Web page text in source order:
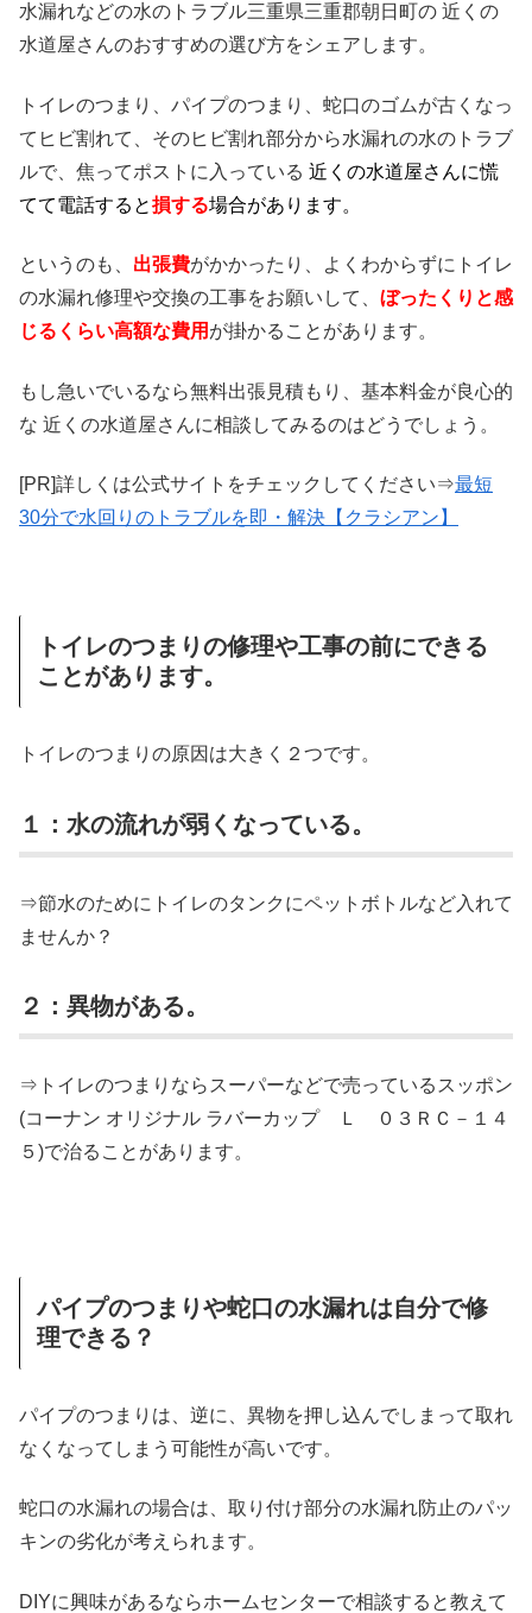
水漏れなどの水のトラブル三重県三重郡朝日町の 近くの
水道屋さんのおすすめの選び方をシェアします。
トイレのつまり、パイプのつまり、蛇口のゴムが古くなっ
てヒビ割れて、そのヒビ割れ部分から水漏れの水のトラブ
ルで、焦ってポストに入っている 近くの水道屋さんに慌
てて電話すると損する場合があります。
というのも、 出張費がかかったり、よくわからずにトイレ
の水漏れ修理や交換の工事をお願いして、 ぼったくりと感
じるくらい高額な費用 が掛かることがあります。
もし急いでいるなら無料出張見積もり、基本料金が良心的
な 近くの水道屋さんに相談してみるのはどうでしょう。
[PR]詳しくは公式サイトをチェックしてください⇒最短
30分で水回りのトラブルを即・解決【クラシアン】
トイレのつまりの修理や工事の前にできる
ことがあります。
トイレのつまりの原因は大きく２つです。
１：水の流れが弱くなっている。
⇒節水のためにトイレのタンクにペットボトルなど入れて
ませんか？
２：異物がある。
⇒トイレのつまりならスーパーなどで売っているスッポン
(コーナン オリジナル ラバーカップ Ｌ ０３ＲＣ－１４
５)で治ることがあります。
パイプのつまりや蛇口の水漏れは自分で修
理できる？
パイプのつまりは、逆に、異物を押し込んでしまって取れ
なくなってしまう可能性が高いです。
蛇口の水漏れの場合は、取り付け部分の水漏れ防止のパッ
キンの劣化が考えられます。
DIYに興味があるならホームセンターで相談すると教えて